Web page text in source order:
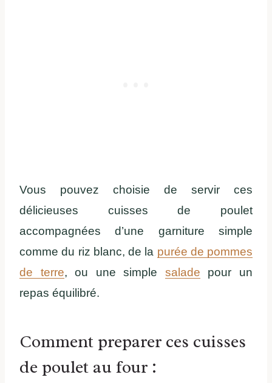
Vous pouvez choisie de servir ces
délicieuses cuisses de poulet
accompagnées d’une garniture simple
comme du riz blanc, de la purée de pommes
de terre, ou une simple salade pour un
repas équilibré.
Comment preparer ces cuisses
de poulet au four :